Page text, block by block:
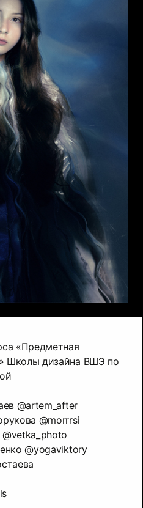
«Предметная
Школы дизайна ВШЭ по
@artem_after
@morrrsi
@yogaviktory